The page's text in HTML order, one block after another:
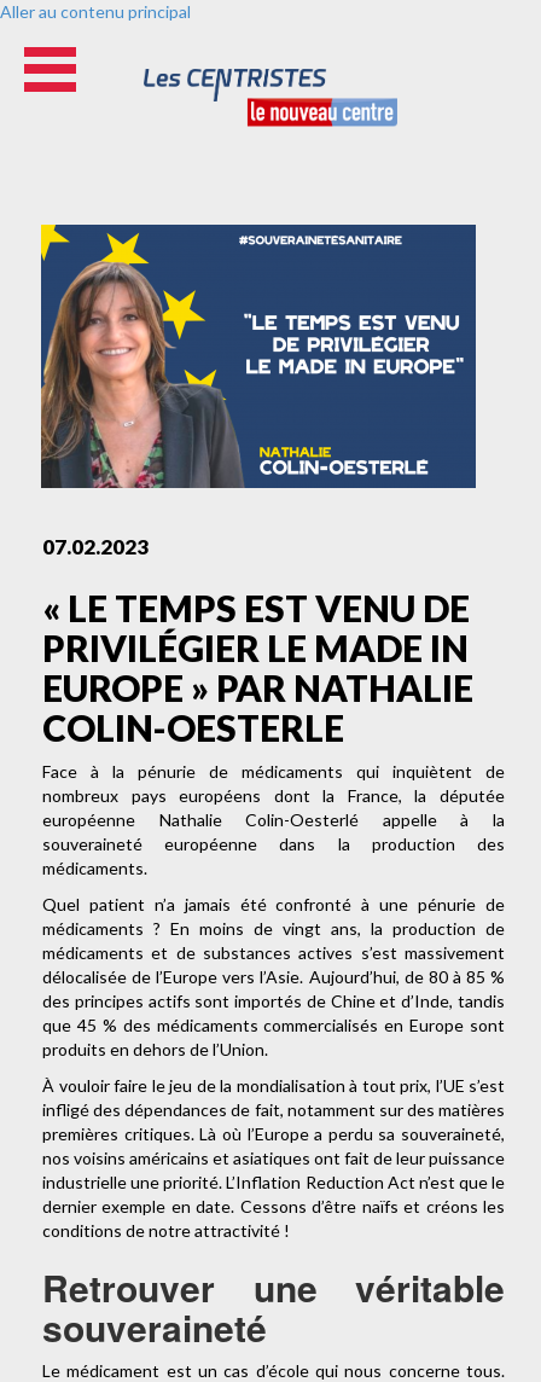
Aller au contenu principal
07.02.2023
« LE TEMPS EST VENU DE
PRIVILÉGIER LE MADE IN
EUROPE » PAR NATHALIE
COLIN-OESTERLE
Face à la pénurie de médicaments qui inquiètent de
nombreux pays européens dont la France, la députée
européenne Nathalie Colin-Oesterlé appelle à la
souveraineté européenne dans la production des
médicaments.
Quel patient n’a jamais été confronté à une pénurie de
médicaments ? En moins de vingt ans, la production de
médicaments et de substances actives s’est massivement
délocalisée de l’Europe vers l’Asie. Aujourd’hui, de 80 à 85 %
des principes actifs sont importés de Chine et d’Inde, tandis
que 45 % des médicaments commercialisés en Europe sont
produits en dehors de l’Union.
À vouloir faire le jeu de la mondialisation à tout prix, l’UE s’est
infligé des dépendances de fait, notamment sur des matières
premières critiques. Là où l’Europe a perdu sa souveraineté,
nos voisins américains et asiatiques ont fait de leur puissance
industrielle une priorité. L’Inflation Reduction Act n’est que le
dernier exemple en date. Cessons d’être naïfs et créons les
conditions de notre attractivité !
Retrouver une véritable
souveraineté
Le médicament est un cas d’école qui nous concerne tous.